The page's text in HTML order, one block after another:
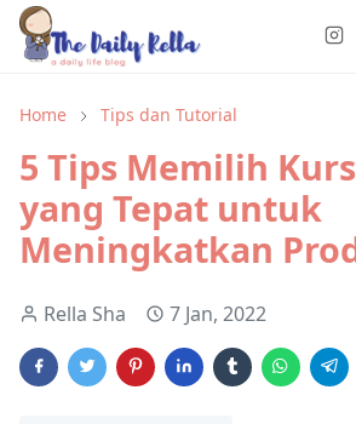
Home Tips dan Tutorial
5 Tips Memilih
yang Tepat untuk
Meningkatkan
Rella Sha 7 Jan, 2022